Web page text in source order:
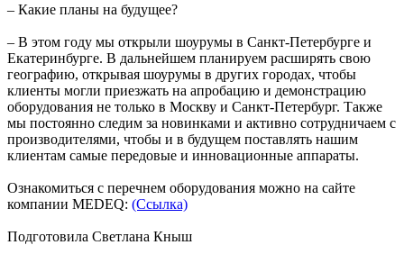
– Какие планы на будущее?
– В этом году мы открыли шоурумы в Санкт-Петербурге и
Екатеринбурге. В дальнейшем планируем расширять свою
географию, открывая шоурумы в других городах, чтобы
клиенты могли приезжать на апробацию и демонстрацию
оборудования не только в Москву и Санкт-Петербург. Также
мы постоянно следим за новинками и активно сотрудничаем с
производителями, чтобы и в будущем поставлять нашим
клиентам самые передовые и инновационные аппараты.
Ознакомиться с перечнем оборудования можно на сайте
компании MEDEQ: (Ссылка)
Подготовила Светлана Кныш